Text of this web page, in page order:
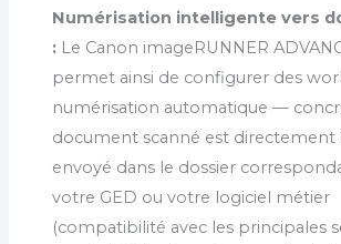
Numérisation intelligente vers
: Le Canon imageRUNNER
permet ainsi de configurer des
numérisation automatique —
document scanné est directement
envoyé dans le dossier
votre GED ou votre logiciel métier
(compatibilité avec les principales